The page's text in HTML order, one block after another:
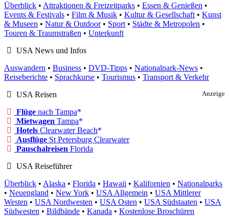
Überblick • Attraktionen & Freizeitparks • Essen & Genießen •
Events & Festivals • Film & Musik • Kultur & Gesellschaft • Kunst
& Museen • Natur & Outdoor• Sport • Städte & Metropolen •
Touren & Traumstraßen • Unterkunft
USA News und Infos
Auswandern • Business • DVD-Tipps • Nationalpark-News •
Reiseberichte • Sprachkurse • Tourismus • Transport & Verkehr
Anzeige
USA Reisen
Flüge nach Tampa
Mietwagen Tampa
Hotels Clearwater Beach
Ausflüge St Petersburg Clearwater
Pauschalreisen Florida
USA Reiseführer
Überblick • Alaska • Florida • Hawaii • Kalifornien • Nationalparks
• Neuengland • New York • USA Allgemein • USA Mittlerer
Westen • USA Nordwesten • USA Osten • USA Südstaaten • USA
Südwesten • Bildbände • Kanada • Kostenlose Broschüren